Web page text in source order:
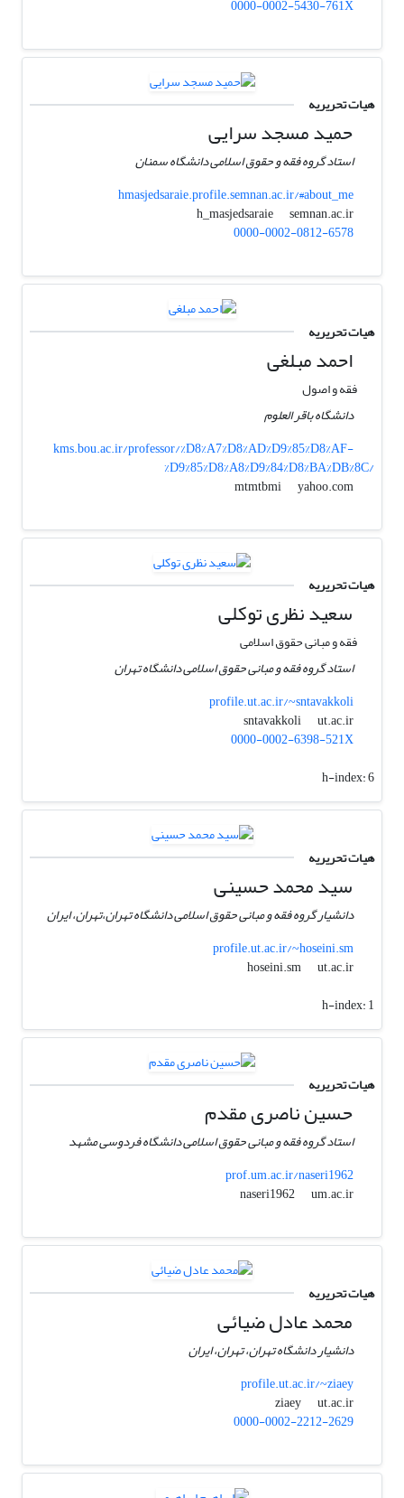
0000-0002-5430-761X
هیات تحریریه
حمید مسجد سرایی
استاد گروه فقه و حقوق اسلامی دانشگاه سمنان
hmasjedsaraie.profile.semnan.ac.ir/#about_me
h_masjedsaraie
semnan.ac.ir
0000-0002-0812-6578
هیات تحریریه
احمد مبلغی
فقه و اصول
دانشگاه باقر العلوم
kms.bou.ac.ir/professor/%D8%A7%D8%AD%D9%85%D8%AF-
%D9%85%D8%A8%D9%84%D8%BA%DB%8C/
mtmtbmi
yahoo.com
هیات تحریریه
سعید نظری توکلی
فقه و مبانی حقوق اسلامی
استاد گروه فقه و مبانی حقوق اسلامی دانشگاه تهران
profile.ut.ac.ir/~sntavakkoli
sntavakkoli
ut.ac.ir
0000-0002-6398-521X
h-index:6
هیات تحریریه
سید محمد حسینی
دانشیار گروه فقه و مبانی حقوق اسلامی دانشگاه تهران،تهران، ایران
profile.ut.ac.ir/~hoseini.sm
hoseini.sm
ut.ac.ir
h-index:1
هیات تحریریه
حسین ناصری مقدم
استاد گروه فقه و مبانی حقوق اسلامی دانشگاه فردوسی مشهد
prof.um.ac.ir/naseri1962
naseri1962
um.ac.ir
هیات تحریریه
محمد عادل ضیائی
دانشیار دانشگاه تهران، تهران، ایران
profile.ut.ac.ir/~ziaey
ziaey
ut.ac.ir
0000-0002-2212-2629